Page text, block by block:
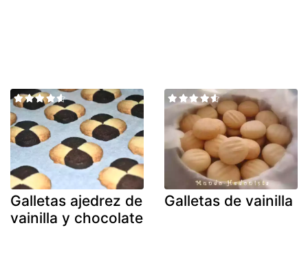
Galletas ajedrez de
vainilla y chocolate
Galletas de vainilla